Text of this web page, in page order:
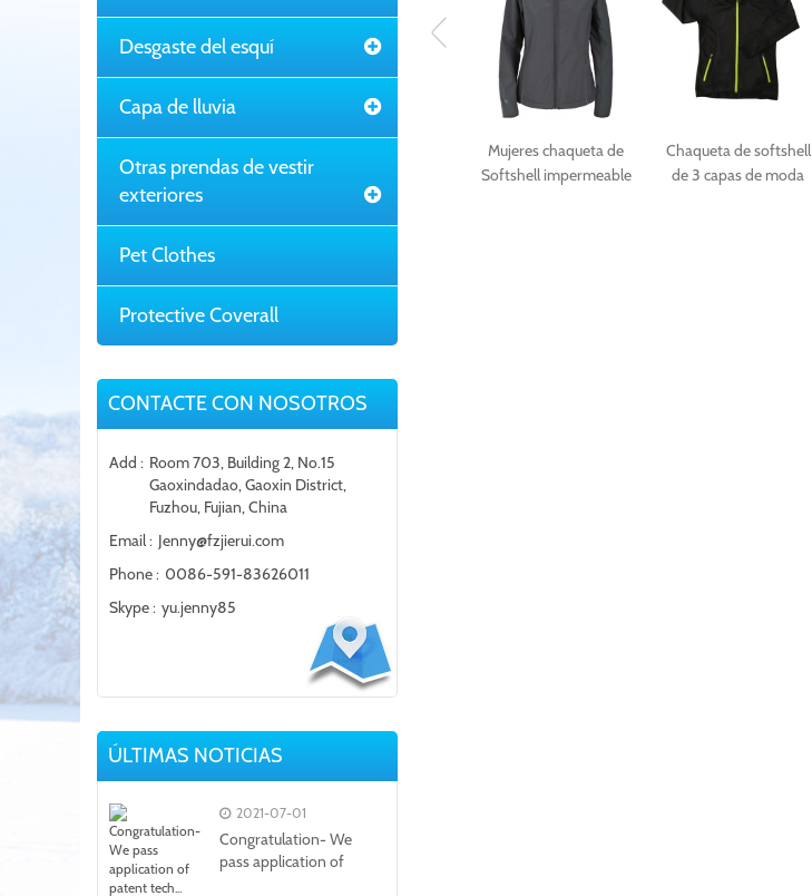
Desgaste del esquí
Capa de lluvia
Otras prendas de vestir
exteriores
Pet Clothes
Protective Coverall
CONTACTE CON NOSOTROS
Add : Room 703, Building 2, No.15
Gaoxindadao, Gaoxin District,
Fuzhou, Fujian, China
Email : Jenny@fzjierui.com
Phone : 0086-591-83626011
Skype : yu.jenny85
ÚLTIMAS NOTICIAS
2021-07-01
Congratulation- We
pass application of
hombre costilla Poly
Mujeres chaqueta de
Softshell impermeable
Chaqueta de softshell
de 3 capas de moda